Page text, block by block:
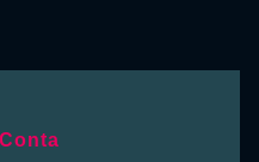
Conta